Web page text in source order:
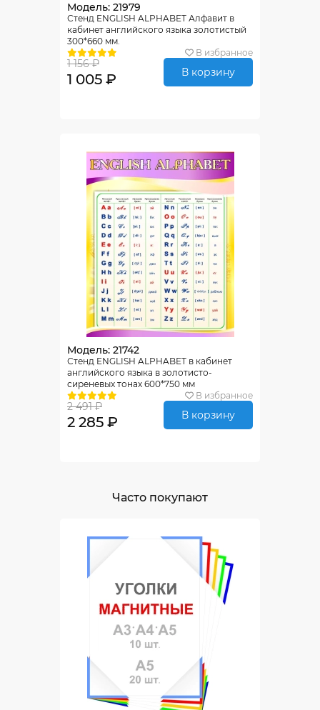
Модель: 21979
Стенд ENGLISH ALPHABET Алфавит в
кабинет английского языка золотистый
300*660 мм.
В избранное
1 156 ₽
1 005 ₽ В корзину
Модель: 21742
Стенд ENGLISH ALPHABET в кабинет
английского языка в золотисто-
сиреневых тонах 600*750 мм
В избранное
2 491 ₽
2 285 ₽ В корзину
Часто покупают